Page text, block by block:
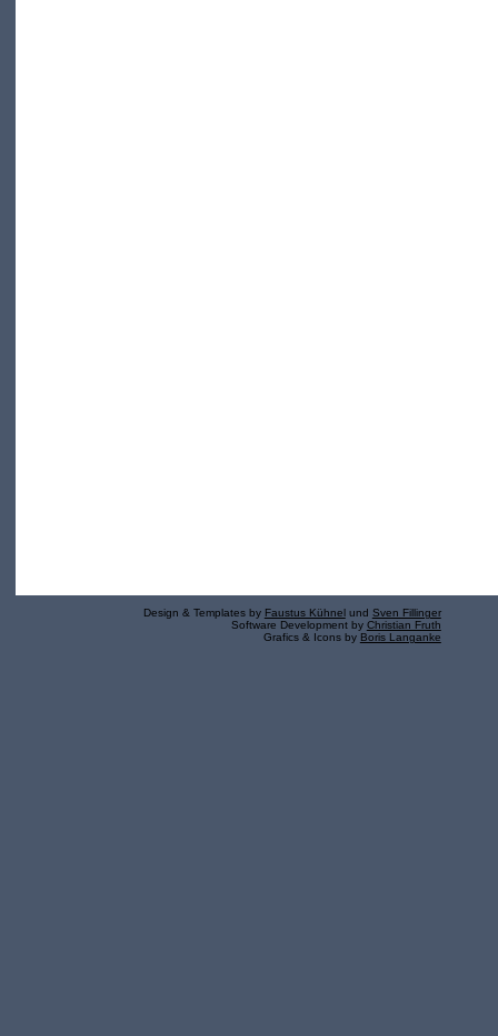
Design & Templates by Faustus Kühnel und Sven Fillinger
Software Development by Christian Fruth
Grafics & Icons by Boris Langanke